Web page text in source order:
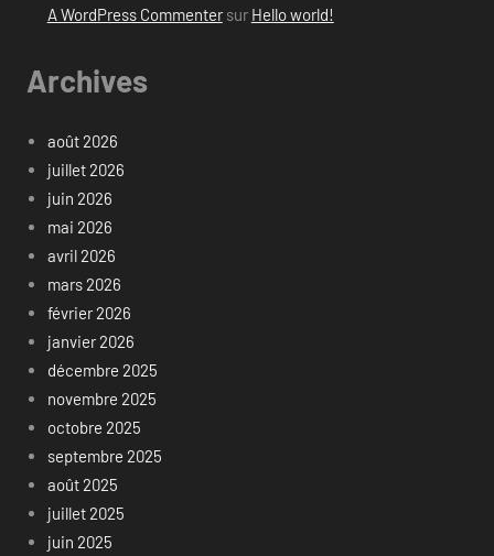
A WordPress Commentersur Hello world!
Archives
août 2026
juillet 2026
juin 2026
mai 2026
avril 2026
mars 2026
février 2026
janvier 2026
décembre 2025
novembre 2025
octobre 2025
septembre 2025
août 2025
juillet 2025
juin 2025